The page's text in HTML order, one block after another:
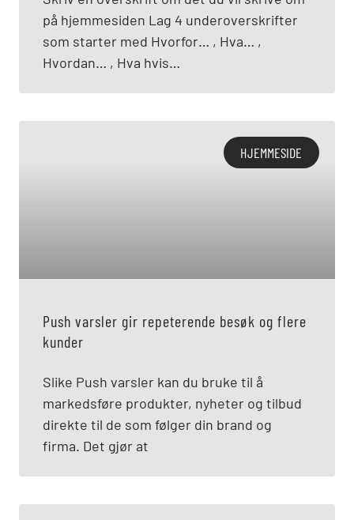
på hjemmesiden Lag 4 underoverskrifter
som starter med Hvorfor… , Hva… ,
Hvordan… , Hva hvis…
HJEMMESIDE
Push varsler gir repeterende besøk og flere
kunder
Slike Push varsler kan du bruke til å
markedsføre produkter, nyheter og tilbud
direkte til de som følger din brand og
firma. Det gjør at